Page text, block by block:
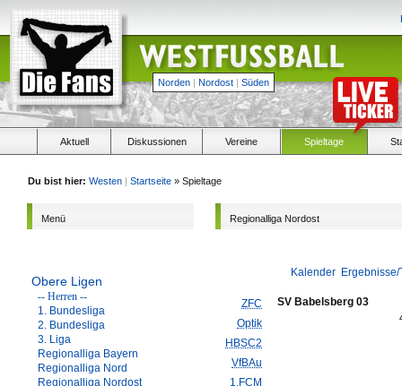
Norden | Nordost | Süden
Aktuell Diskussionen Vereine Spieltage
Du bist hier: Westen | Startseite » Spieltage
Menü
Obere Ligen
-- Herren --
1. Bundesliga
2. Bundesliga
3. Liga
Regionalliga Bayern
Regionalliga Nord
Regionalliga Nordost
Regionalliga Nordost
Kalender
ZFC
Optik
HBSC2
VfBAu
1.FCM
SV Babelsberg 03